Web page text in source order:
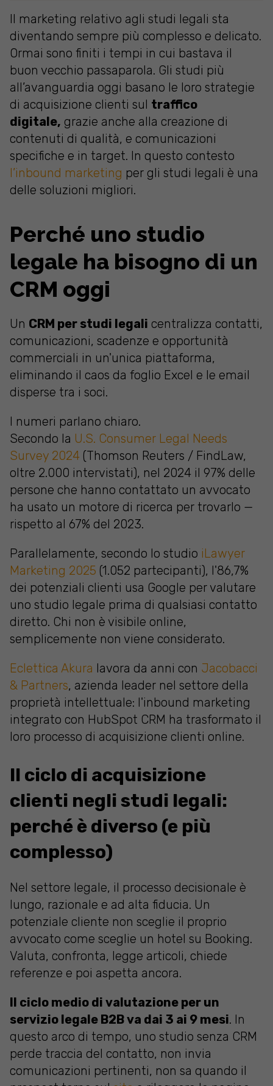
Il marketing relativo agli studi legali sta
diventando sempre più complesso e delicato.
Ormai sono finiti i tempi in cui bastava il
buon vecchio passaparola. Gli studi più
all’avanguardia oggi basano le loro strategie
di acquisizione clienti sul traffico
digitale, grazie anche alla creazione di
contenuti di qualità, e comunicazioni
specifiche e in target. In questo contesto
l’inbound marketing per gli studi legali è una
delle soluzioni migliori.
Perché uno studio
legale ha bisogno di un
CRM oggi
Un CRM per studi legali centralizza contatti,
comunicazioni, scadenze e opportunità
commerciali in un'unica piattaforma,
eliminando il caos da foglio Excel e le email
disperse tra i soci.
I numeri parlano chiaro.
Secondo la U.S. Consumer Legal Needs
Survey 2024 (Thomson Reuters / FindLaw,
oltre 2.000 intervistati), nel 2024 il 97% delle
persone che hanno contattato un avvocato
ha usato un motore di ricerca per trovarlo —
rispetto al 67% del 2023.
Parallelamente, secondo lo studio iLawyer
Marketing 2025 (1.052 partecipanti), l'86,7%
dei potenziali clienti usa Google per valutare
uno studio legale prima di qualsiasi contatto
diretto. Chi non è visibile online,
semplicemente non viene considerato.
Eclettica Akura lavora da anni con Jacobacci
& Partners, azienda leader nel settore della
proprietà intellettuale: l'inbound marketing
integrato con HubSpot CRM ha trasformato il
loro processo di acquisizione clienti online.
Il ciclo di acquisizione
clienti negli studi legali:
perché è diverso (e più
complesso)
Nel settore legale, il processo decisionale è
lungo, razionale e ad alta fiducia. Un
potenziale cliente non sceglie il proprio
avvocato come sceglie un hotel su Booking.
Valuta, confronta, legge articoli, chiede
referenze e poi aspetta ancora.
Il ciclo medio di valutazione per un
servizio legale B2B va dai 3 ai 9 mesi. In
questo arco di tempo, uno studio senza CRM
perde traccia del contatto, non invia
comunicazioni pertinenti, non sa quando il